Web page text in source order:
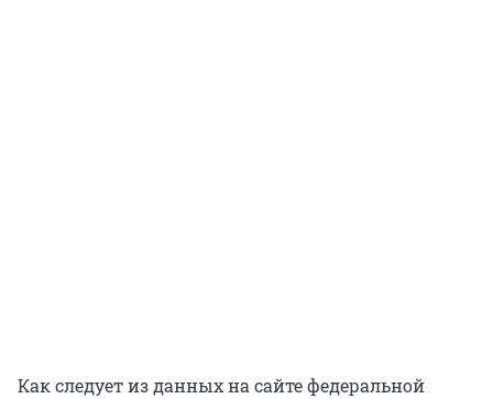
Как следует из данных на сайте федеральной